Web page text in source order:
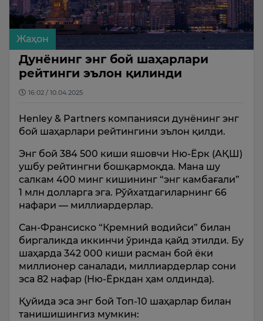
Жаҳон
Дунёнинг энг бой шаҳарлари
рейтинги эълон қилинди
16:02 / 10.04.2025
Henley & Partners компанияси дунёнинг энг
бой шаҳарлари рейтингини эълон қилди.
Энг бой 384 500 киши яшовчи Ню-Ёрк (АҚШ)
ушбу рейтингни бошқармоқда. Мана шу
салкам 400 минг кишининг “энг камбағали”
1 млн долларга эга. Рўйхатдагиларнинг 66
нафари — миллиардерлар.
Сан-Франсиско “Кремний водийси” билан
биргаликда иккинчи ўринда қайд этилди. Бу
шаҳарда 342 000 киши расман бой ёки
миллионер саналади, миллиардерлар сони
эса 82 нафар (Ню-Ёркдан ҳам олдинда).
Қуйида эса энг бой Топ-10 шаҳарлар билан
танишишингиз мумкин: